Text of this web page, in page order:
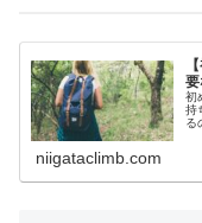
要
初
持
る
niigataclimb.com